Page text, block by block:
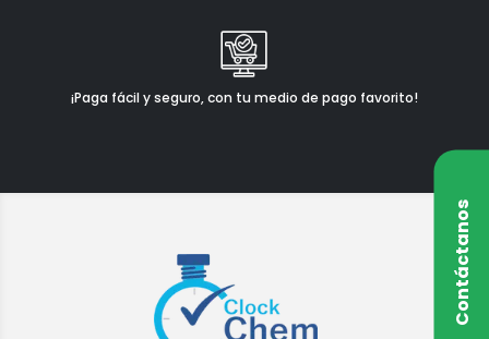
¡Paga fácil y seguro, con tu medio de pago favorito!
Contáctanos